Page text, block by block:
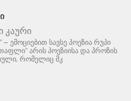
კაური
ემოციებით სავსე პოეზია რუპი
არის პოეზიისა და პროზის
რომელიც მკ